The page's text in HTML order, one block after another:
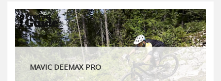
MAVIC DEEMAX DH